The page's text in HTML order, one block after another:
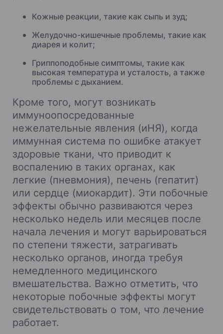
Кожные реакции, такие как сыпь и зуд;
Желудочно-кишечные проблемы, такие как
диарея и колит;
Гриппоподобные симптомы, такие как
высокая температура и усталость, а также
проблемы с дыханием.
Кроме того, могут возникать
иммуноопосредованные
нежелательные явления (иНЯ), когда
иммунная система по ошибке атакует
здоровые ткани, что приводит к
воспалению в таких органах, как
легкие (пневмония), печень (гепатит)
или сердце (миокардит). Эти побочные
эффекты обычно развиваются через
несколько недель или месяцев после
начала лечения и могут варьироваться
по степени тяжести, затрагивать
несколько органов, иногда требуя
немедленного медицинского
вмешательства. Важно отметить, что
некоторые побочные эффекты могут
свидетельствовать о том, что лечение
работает.